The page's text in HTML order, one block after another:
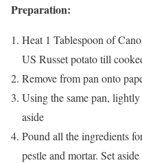
Preparation:
Heat 1 Tablespoon of
US Russet potato till
Remove from pan onto
Using the same pan,
aside
Pound all the ingredients
pestle and mortar. Set aside